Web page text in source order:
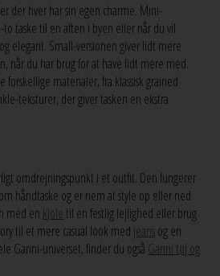
der hver har sin egen charme. Mini-
taske til en aften i byen eller når du vil
elegant. Small-versionen giver lidt mere
når du har brug for at have lidt mere med.
forskellige materialer, fra klassisk grained
teksturer, der giver tasken en ekstra
omdrejningspunkt i et outfit. Den fungerer
håndtaske og er nem at style op eller ned
med en kjole til en festlig lejlighed eller brug
til et mere casual look med jeansog en
Ganni-universet, finder du også Ganni tøj og